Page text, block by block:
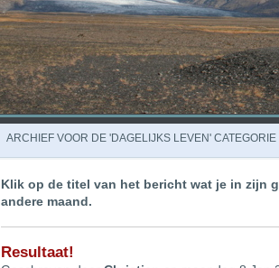
ARCHIEF VOOR DE 'DAGELIJKS LEVEN' CATEGORIE
Klik op de titel van het bericht wat je in zijn
andere maand.
Resultaat!